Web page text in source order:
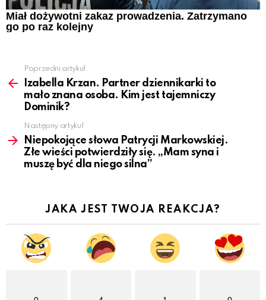
Miał dożywotni zakaz prowadzenia. Zatrzymano
go po raz kolejny
more
Poprzedni artykuł
Izabella Krzan. Partner dziennikarki to
mało znana osoba. Kim jest tajemniczy
Dominik?
Następny artykuł
Niepokojące słowa Patrycji Markowskiej.
Złe wieści potwierdziły się. „Mam syna i
muszę być dla niego silna”
JAKA JEST TWOJA REAKCJA?